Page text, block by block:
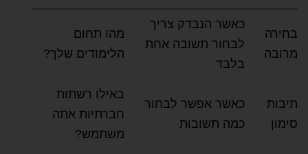
בחירה
מרובה
כאשר הנבדק צריך
לבחור תשובה אחת
בלבד
מהו תחום
הלימודים שלך?
תיבות
סימון
כאשר אפשר לבחור
כמה תשובות
באילו רשתות
חברתיות אתה
משתמש?